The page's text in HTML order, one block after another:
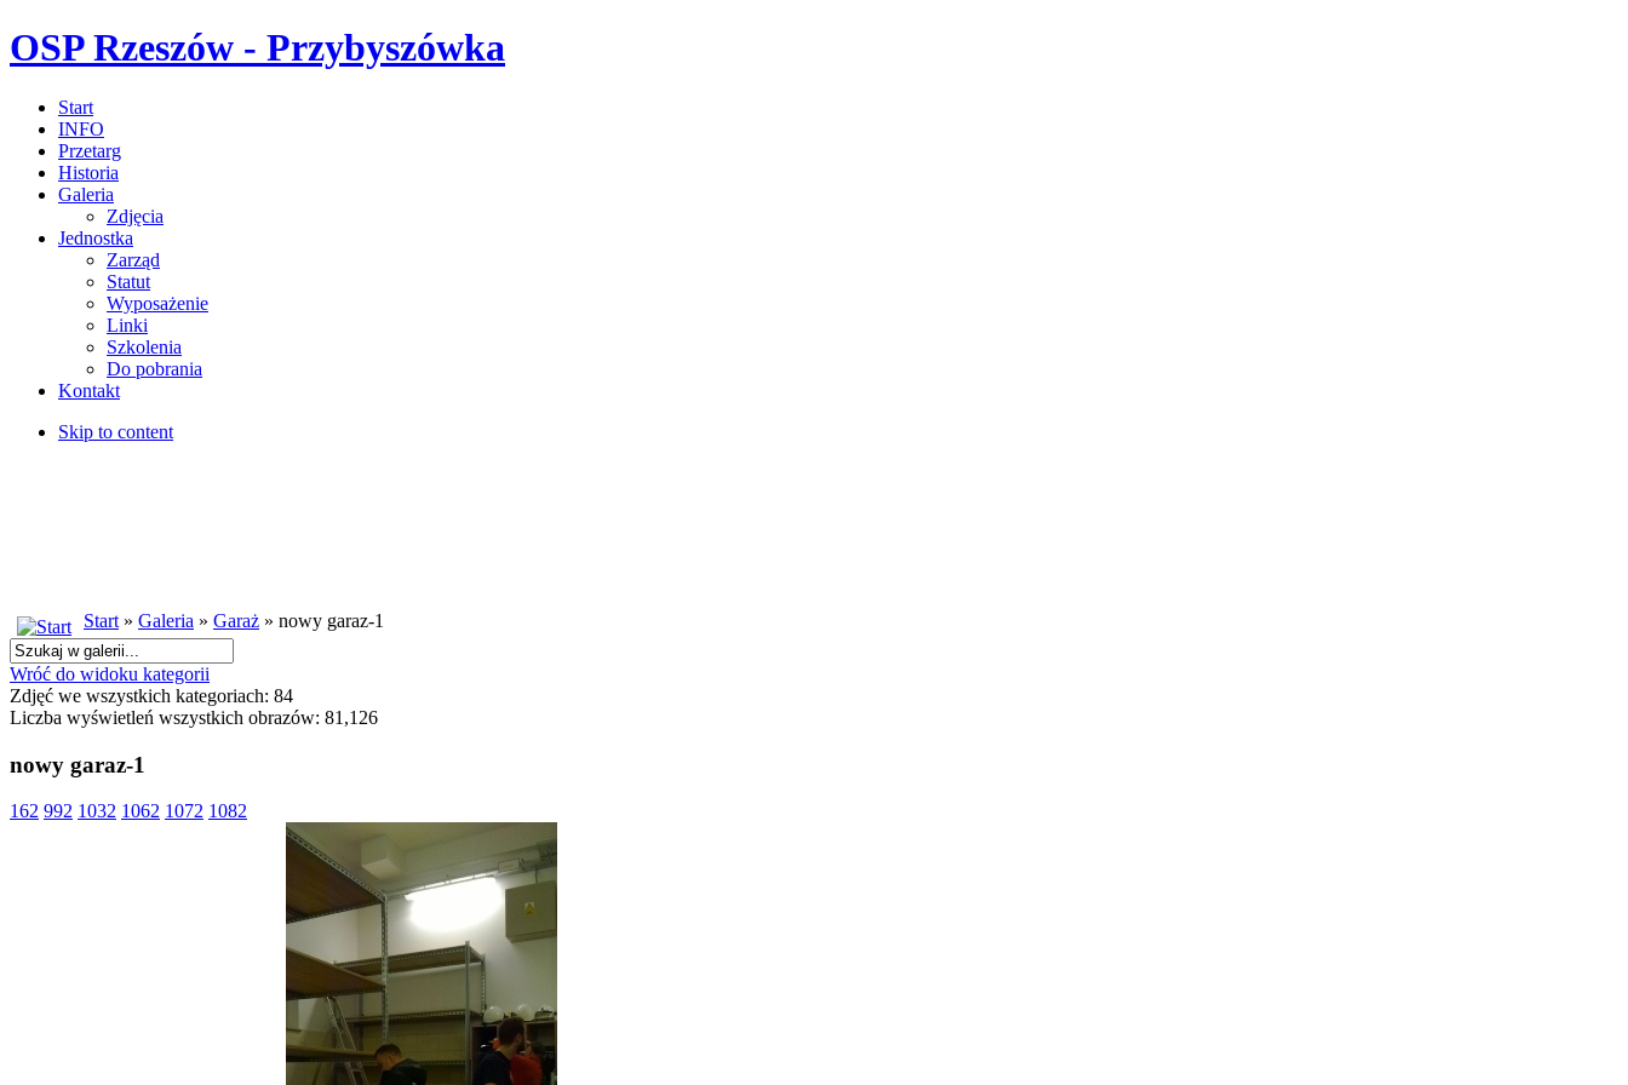
OSP Rzeszów - Przybyszówka
Start
INFO
Przetarg
Historia
Galeria
Zdjęcia
Jednostka
Zarząd
Statut
Wyposażenie
Linki
Szkolenia
Do pobrania
Kontakt
Skip to content
Start » Galeria » Garaż » nowy garaz-1
Wróć do widoku kategorii
Zdjęć we wszystkich kategoriach: 84
Liczba wyświetleń wszystkich obrazów: 81,126
nowy garaz-1
162 992 1032 1062 1072 1082